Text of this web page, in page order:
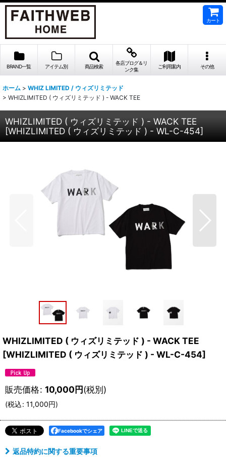
カート
BRAND一覧 アイテム別 商品検索
各店ブログ＆リ
ンク集
ご利用案内 その他
ホーム > WHIZ LIMITED / ウィズリミテッド
> WHIZLIMITED ( ウィズリミテッド ) - WACK TEE
WHIZLIMITED ( ウィズリミテッド ) - WACK TEE
[WHIZLIMITED ( ウィズリミテッド ) - WL-C-454]
WHIZLIMITED ( ウィズリミテッド ) - WACK TEE
[WHIZLIMITED ( ウィズリミテッド ) - WL-C-454]
販売価格: 10,000円(税別)
(税込: 11,000円)
Facebookでシェア
返品特約に関する重要事項